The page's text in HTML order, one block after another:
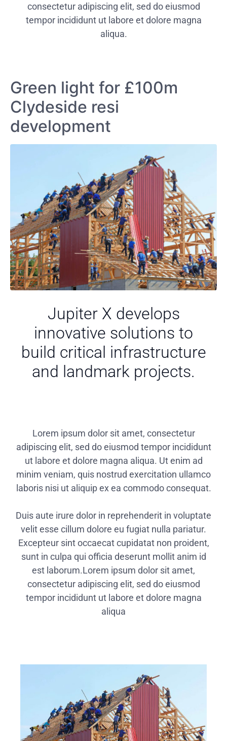
consectetur adipiscing elit, sed do eiusmod
tempor incididunt ut labore et dolore magna
aliqua.
Green light for £100m
Clydeside resi
development
Jupiter X develops
innovative solutions to
build critical infrastructure
and landmark projects.
Lorem ipsum dolor sit amet, consectetur
adipiscing elit, sed do eiusmod tempor incididunt
ut labore et dolore magna aliqua. Ut enim ad
minim veniam, quis nostrud exercitation ullamco
laboris nisi ut aliquip ex ea commodo consequat.
Duis aute irure dolor in reprehenderit in voluptate
velit esse cillum dolore eu fugiat nulla pariatur.
Excepteur sint occaecat cupidatat non proident,
sunt in culpa qui officia deserunt mollit anim id
est laborum.Lorem ipsum dolor sit amet,
consectetur adipiscing elit, sed do eiusmod
tempor incididunt ut labore et dolore magna
aliqua